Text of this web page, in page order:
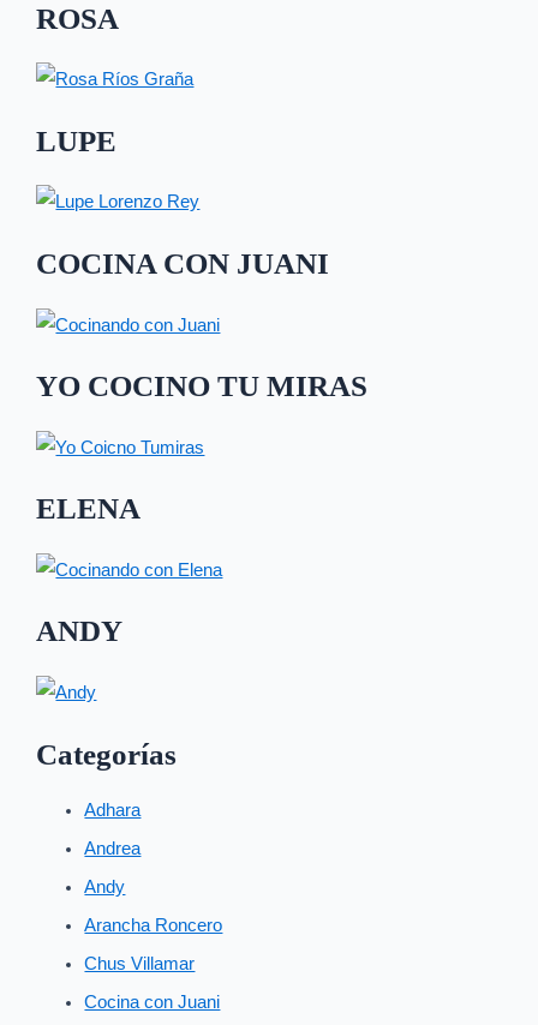
ROSA
LUPE
COCINA CON JUANI
YO COCINO TU MIRAS
ELENA
ANDY
Categorías
Adhara
Andrea
Andy
Arancha Roncero
Chus Villamar
Cocina con Juani